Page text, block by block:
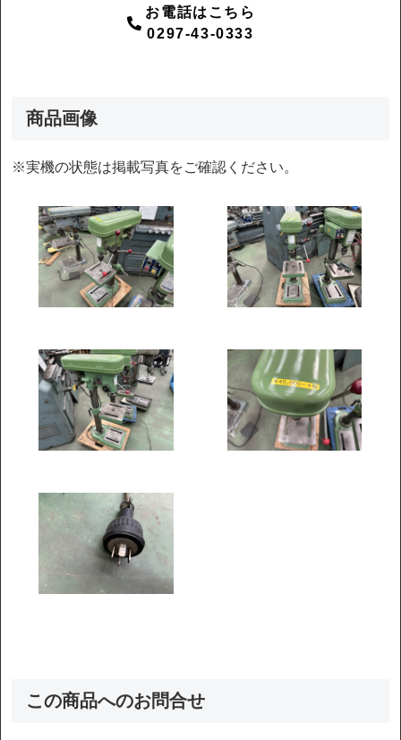
お電話はこちら
0297-43-0333
商品画像
※実機の状態は掲載写真をご確認ください。
この商品へのお問合せ